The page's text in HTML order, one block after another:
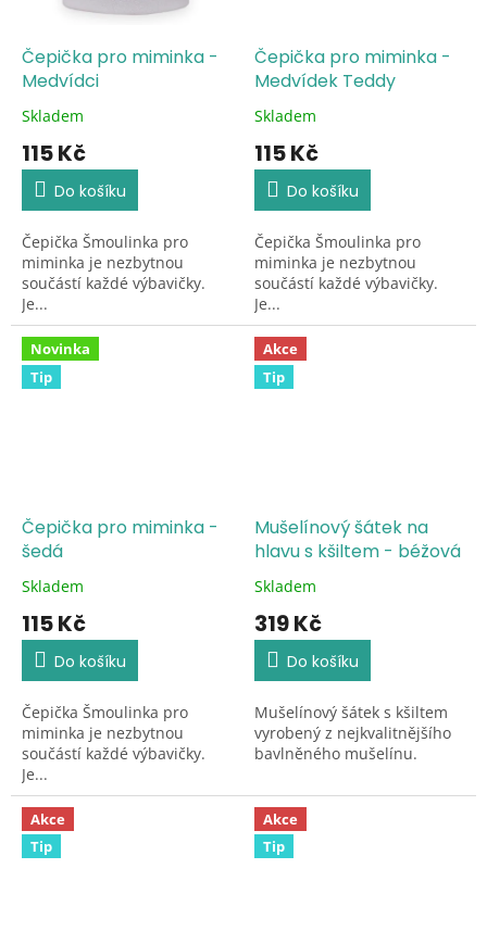
Čepička pro miminka -
Medvídci
Průměrné
hodnocení
produktu
5,0
5
hvězdiček.
Skladem
115 Kč
Do košíku
Čepička Šmoulinka pro
miminka je nezbytnou
součástí každé výbavičky.
Je...
Čepička pro miminka -
Medvídek Teddy
Průměrné
hodnocení
produktu
5,0
5
hvězdiček.
Skladem
115 Kč
Do košíku
Čepička Šmoulinka pro
miminka je nezbytnou
součástí každé výbavičky.
Je...
Novinka
Tip
Čepička pro miminka -
šedá
Průměrné
hodnocení
produktu
5,0
5
hvězdiček.
Skladem
115 Kč
Do košíku
Čepička Šmoulinka pro
miminka je nezbytnou
součástí každé výbavičky.
Je...
Akce
Tip
Mušelínový šátek na
hlavu s kšiltem - béžová
Průměrné
hodnocení
produktu
5,0
5
hvězdiček.
Skladem
319 Kč
Do košíku
Mušelínový šátek s kšiltem
vyrobený z nejkvalitnějšího
bavlněného mušelínu.
Akce
Tip
Akce
Tip